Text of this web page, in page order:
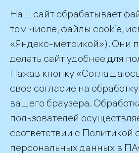
Добролюбова, д. 16, корп. 2,
Телефон колл-центра: 688-
Электронная почта:
← Все публикации
©2026 ПАО «ТГК–1»
Наш сайт обрабатывает
том числе, файлы cookie,
«Яндекс-метрикой»). Они
делать сайт удобнее для
Нажав кнопку
свое согласие на
вашего браузера.
пользователей
соответствии с Политикой
персональных данных в